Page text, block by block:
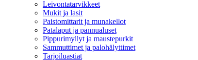
Leivontatarvikkeet
Mukit ja lasit
Paistomittarit ja munakellot
Patalaput ja pannualuset
Pippurimyllyt ja maustepurkit
Sammuttimet ja palohälyttimet
Tarjoiluastiat